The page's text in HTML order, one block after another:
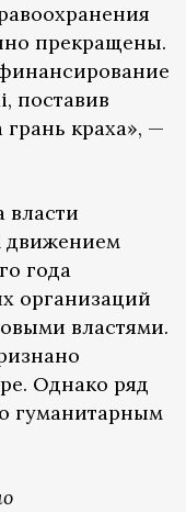
прекращены.
поставив
краха», —
власти
движением
года
организаций
властями.
Однако ряд
гуманитарным